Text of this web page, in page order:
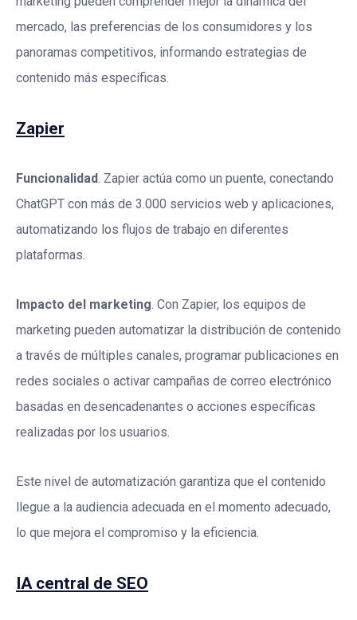
mercado, las preferencias de los consumidores y los
panoramas competitivos, informando estrategias de
contenido más específicas.
Zapier
Funcionalidad. Zapier actúa como un puente, conectando
ChatGPT con más de 3.000 servicios web y aplicaciones,
automatizando los flujos de trabajo en diferentes
plataformas.
Impacto del marketing. Con Zapier, los equipos de
marketing pueden automatizar la distribución de contenido
a través de múltiples canales, programar publicaciones en
redes sociales o activar campañas de correo electrónico
basadas en desencadenantes o acciones específicas
realizadas por los usuarios.
Este nivel de automatización garantiza que el contenido
llegue a la audiencia adecuada en el momento adecuado,
lo que mejora el compromiso y la eficiencia.
IA central de SEO